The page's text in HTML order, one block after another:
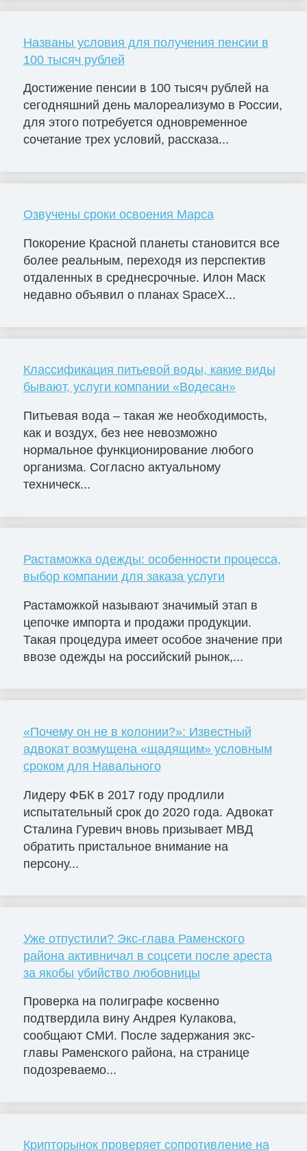
Названы условия для получения пенсии в
100 тысяч рублей
Достижение пенсии в 100 тысяч рублей на
сегодняшний день малореализумо в России,
для этого потребуется одновременное
сочетание трех условий, рассказа...
Озвучены сроки освоения Марса
Покорение Красной планеты становится все
более реальным, переходя из перспектив
отдаленных в среднесрочные. Илон Маск
недавно объявил о планах SpaceX...
Классификация питьевой воды, какие виды
бывают, услуги компании «Водесан»
Питьевая вода – такая же необходимость,
как и воздух, без нее невозможно
нормальное функционирование любого
организма. Согласно актуальному
техническ...
Растаможка одежды: особенности процесса,
выбор компании для заказа услуги
Растаможкой называют значимый этап в
цепочке импорта и продажи продукции.
Такая процедура имеет особое значение при
ввозе одежды на российский рынок,...
«Почему он не в колонии?»: Известный
адвокат возмущена «щадящим» условным
сроком для Навального
Лидеру ФБК в 2017 году продлили
испытательный срок до 2020 года. Адвокат
Сталина Гуревич вновь призывает МВД
обратить пристальное внимание на
персону...
Уже отпустили? Экс-глава Раменского
района активничал в соцсети после ареста
за якобы убийство любовницы
Проверка на полиграфе косвенно
подтвердила вину Андрея Кулакова,
сообщают СМИ. После задержания экс-
главы Раменского района, на странице
подозреваемо...
Крипторынок проверяет сопротивление на